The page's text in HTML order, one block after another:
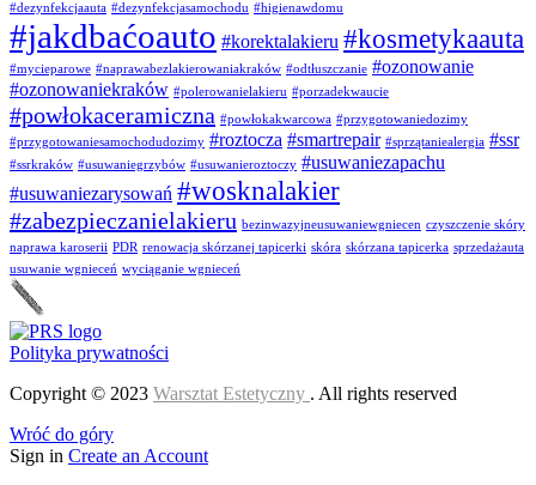
#dezynfekcjaauta #dezynfekcjasamochodu #higienawdomu
#jakdbaćoauto #korektalakieru #kosmetykaauta
#mycieparowe #naprawabezlakierowaniakraków #odtłuszczanie #ozonowanie
#ozonowaniekraków #polerowanielakieru #porzadekwaucie
#powłokaceramiczna #powłokakwarcowa #przygotowaniedozimy
#przygotowaniesamochodudozimy #roztocza #smartrepair #sprzątaniealergia #ssr
#ssrkraków #usuwaniegrzybów #usuwanieroztoczy #usuwaniezapachu
#usuwaniezarysowań #wosknalakier
#zabezpieczanielakieru bezinwazyjneusuwaniewgniecen czyszczenie skóry
naprawa karoserii PDR renowacja skórzanej tapicerki skóra skórzana tapicerka sprzedażauta
usuwanie wgnieceń wyciąganie wgnieceń
Polityka prywatności
Copyright © 2023 Warsztat Estetyczny . All rights reserved
Wróć do góry
Sign in Create an Account